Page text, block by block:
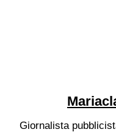
Giornalista